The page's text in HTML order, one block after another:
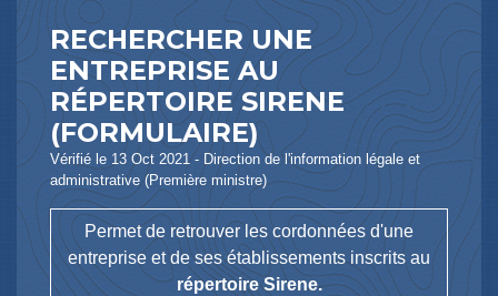
RECHERCHER UNE
ENTREPRISE AU
RÉPERTOIRE SIRENE
(FORMULAIRE)
Vérifié le 13 Oct 2021 - Direction de l'information légale et
administrative (Première ministre)
Permet de retrouver les cordonnées d'une
entreprise et de ses établissements inscrits au
répertoire Sirene.